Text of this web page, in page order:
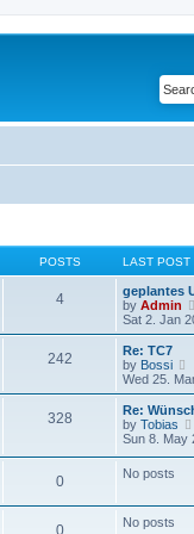
POSTS LAST POST
4
geplantes
by Admin
Sat 2. Jan
242
Re: TC7
by Bossi
i
t
l
Wed 25.
328
Re:
by Tobias
Sun 8. May
0 No posts
0 No posts